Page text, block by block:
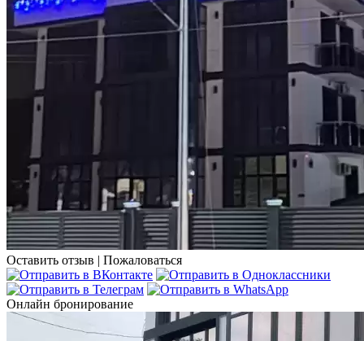
Оставить отзыв | Пожаловаться
Онлайн бронирование